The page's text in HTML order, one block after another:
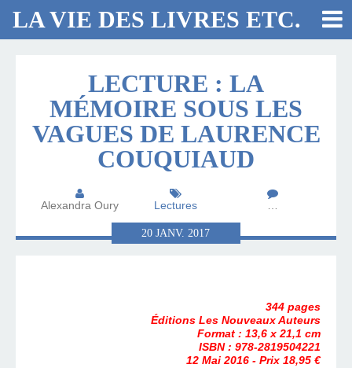
LA VIE DES LIVRES ETC.
LECTURE : LA
MÉMOIRE SOUS LES
VAGUES DE LAURENCE
COUQUIAUD
Alexandra Oury Lectures …
20JANV.2017
344 pages
Éditions Les Nouveaux Auteurs
Format : 13,6 x 21,1 cm
ISBN : 978-2819504221
12 Mai 2016 - Prix 18,95 €